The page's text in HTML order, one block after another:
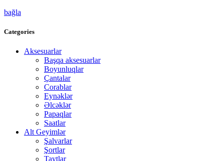
bağla
Categories
Aksesuarlar
Başqa aksesuarlar
Boyunluqlar
Çantalar
Corablar
Eynəklər
Əlcəklər
Papaqlar
Saatlar
Alt Geyimlər
Şalvarlar
Şortlar
Taytlar